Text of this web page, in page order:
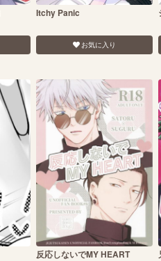
Itchy Panic
お気に入り
反応しないでMY HEART